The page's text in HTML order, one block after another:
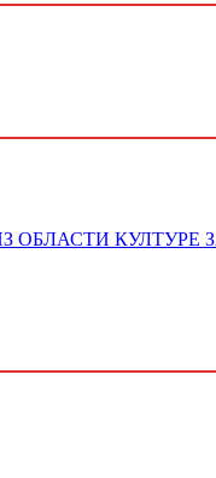
ОБЛАСТИ КУЛТУРЕ